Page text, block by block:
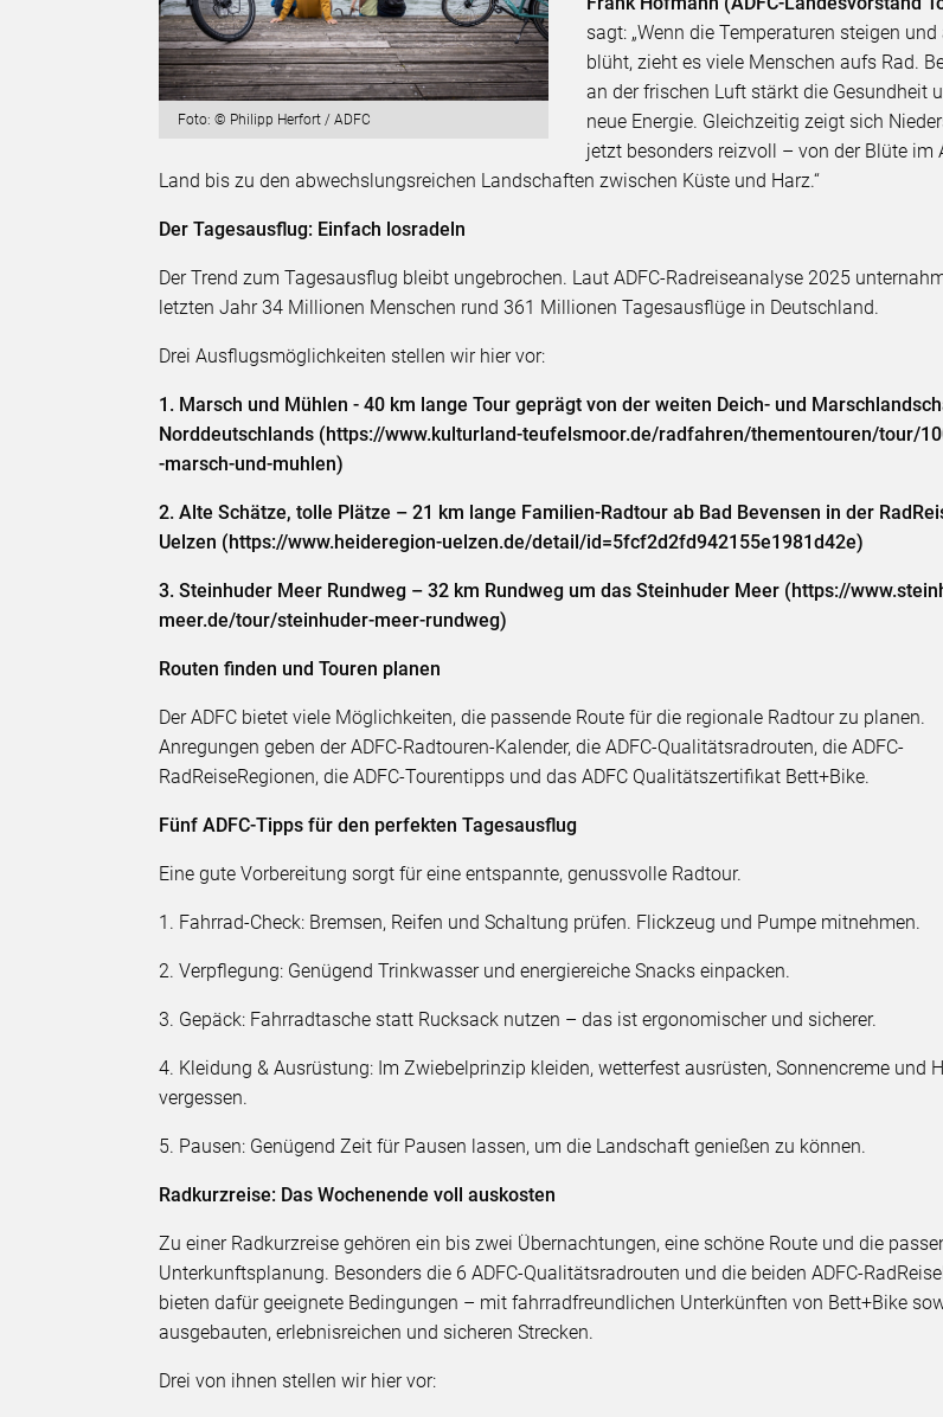
Foto: © Philipp Herfort / ADFC
sagt: „Wenn die Temperaturen steigen und
blüht, zieht es viele Menschen aufs Rad.
an der frischen Luft stärkt die Gesundheit
neue Energie. Gleichzeitig zeigt sich
jetzt besonders reizvoll – von der Blüte im
Land bis zu den abwechslungsreichen Landschaften zwischen Küste und Harz.“
Der Tagesausflug: Einfach losradeln
Der Trend zum Tagesausflug bleibt ungebrochen. Laut ADFC-Radreiseanalyse 2025
letzten Jahr 34 Millionen Menschen rund 361 Millionen Tagesausflüge in Deutschland.
Drei Ausflugsmöglichkeiten stellen wir hier vor:
1. Marsch und Mühlen - 40 km lange Tour geprägt von der weiten Deich- und
Norddeutschlands (https://www.kulturland-teufelsmoor.de/radfahren/thementouren/tour/
-marsch-und-muhlen)
2. Alte Schätze, tolle Plätze – 21 km lange Familien-Radtour ab Bad Bevensen in der
Uelzen (https://www.heideregion-uelzen.de/detail/id=5fcf2d2fd942155e1981d42e)
3. Steinhuder Meer Rundweg – 32 km Rundweg um das Steinhuder Meer (https://
meer.de/tour/steinhuder-meer-rundweg)
Routen finden und Touren planen
Der ADFC bietet viele Möglichkeiten, die passende Route für die regionale Radtour zu planen.
Anregungen geben der ADFC-Radtouren-Kalender, die ADFC-Qualitätsradrouten, die ADFC-
RadReiseRegionen, die ADFC-Tourentipps und das ADFC Qualitätszertifikat Bett+Bike.
Fünf ADFC-Tipps für den perfekten Tagesausflug
Eine gute Vorbereitung sorgt für eine entspannte, genussvolle Radtour.
1. Fahrrad-Check: Bremsen, Reifen und Schaltung prüfen. Flickzeug und Pumpe mitnehmen.
2. Verpflegung: Genügend Trinkwasser und energiereiche Snacks einpacken.
3. Gepäck: Fahrradtasche statt Rucksack nutzen – das ist ergonomischer und sicherer.
4. Kleidung & Ausrüstung: Im Zwiebelprinzip kleiden, wetterfest ausrüsten, Sonnencreme und
vergessen.
5. Pausen: Genügend Zeit für Pausen lassen, um die Landschaft genießen zu können.
Radkurzreise: Das Wochenende voll auskosten
Zu einer Radkurzreise gehören ein bis zwei Übernachtungen, eine schöne Route und die
Unterkunftsplanung. Besonders die 6 ADFC-Qualitätsradrouten und die beiden ADFC-
bieten dafür geeignete Bedingungen – mit fahrradfreundlichen Unterkünften von Bett+Bike
ausgebauten, erlebnisreichen und sicheren Strecken.
Drei von ihnen stellen wir hier vor: